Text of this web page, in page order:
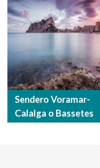
Sendero Voramar-
Calalga o Bassetes